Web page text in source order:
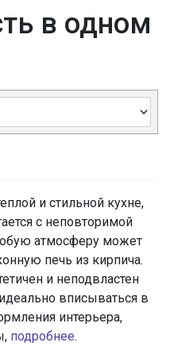
в одном
и стильной кухне,
с неповторимой
атмосферу может
печь из кирпича.
и неподвластен
вписываться в
интерьера,
подробнее.